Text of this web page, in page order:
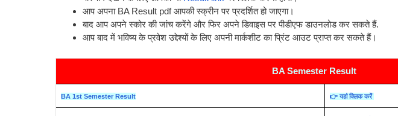
आप अपना BA Result pdf आपकी स्क्रीन पर प्रदर्शित हो जाएगा।
बाद आप अपने स्कोर की जांच करेंगे और फिर अपने डिवाइस पर पीडीएफ डाउनलोड कर सकते हैं.
आप बाद में भविष्य के प्रवेश उद्देश्यों के लिए अपनी मार्कशीट का प्रिंट आउट प्राप्त कर सकते हैं।
BA Semester Result
BA 1st Semester Result 👉 यहां क्लिक करें